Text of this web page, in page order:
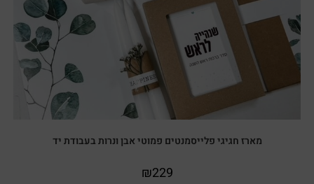
מארז חגיגי פלייסמנטים פמוטי אבן ונרות בעבודת יד
₪229